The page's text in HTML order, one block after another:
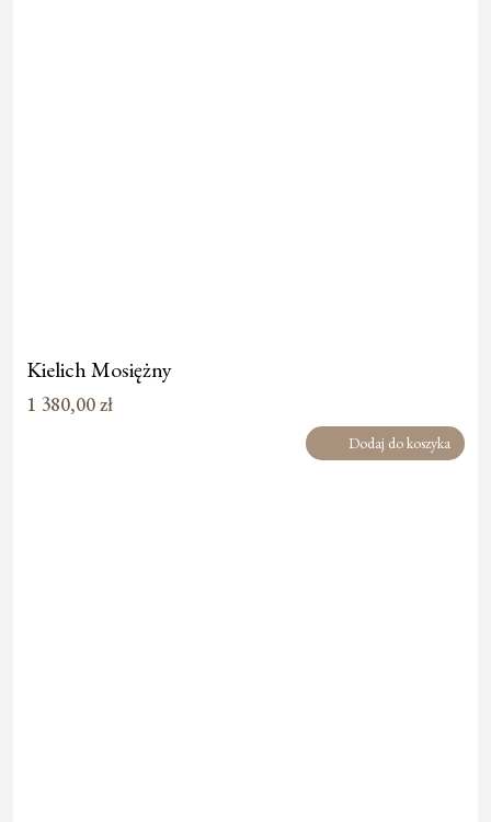
Kielich Mosiężny
1 380,00zł
Dodaj do koszyka